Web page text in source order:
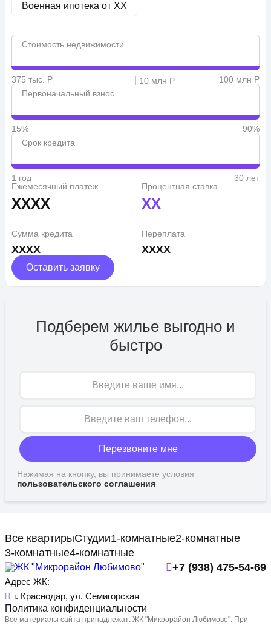
Военная ипотека от XX
Стоимость недвижимости
375 тыс. Р 10 млн Р
100 млн Р
Первоначальный взнос
15%
90%
Срок кредита
1 год
30 лет
Ежемесячный платеж
XXXX
Процентная ставка
XX
Сумма кредита
XXXX
Переплата
XXXX
Оставить заявку
Подберем жилье выгодно и
быстро
Перезвоните мне
Нажимая на кнопку, вы принимаете условия
пользовательского соглашения
Все квартирыСтудии1-комнатные2-комнатные
3-комнатные4-комнатные
Адрес ЖК:
г. Краснодар, ул. Семигорская
+7 (938) 475-54-69
Политика конфиденциальности
Все материалы сайта принадлежат: ЖК "Микрорайон Любимово". При